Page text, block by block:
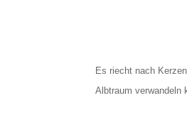
Es riecht nach
Albtraum verwandeln